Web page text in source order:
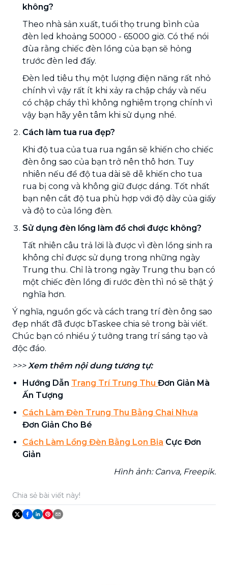
không?
Theo nhà sản xuất, tuổi thọ trung bình của
đèn led khoảng 50000 - 65000 giờ. Có thể nói
đùa rằng chiếc đèn lồng của bạn sẽ hỏng
trước đèn led đấy.
Đèn led tiêu thụ một lượng điện năng rất nhỏ
chính vì vậy rất ít khi xảy ra chập cháy và nếu
có chập cháy thì không nghiêm trọng chính vì
vậy bạn hãy yên tâm khi sử dụng nhé.
Cách làm tua rua đẹp?
Khi độ tua của tua rua ngắn sẽ khiến cho chiếc
đèn ông sao của bạn trở nên thô hơn. Tuy
nhiên nếu để độ tua dài sẽ dễ khiến cho tua
rua bị cong và không giữ được dáng. Tốt nhất
bạn nên cắt độ tua phù hợp với độ dày của giấy
và độ to của lồng đèn.
Sử dụng đèn lồng làm đồ chơi được không?
Tất nhiên câu trả lời là được vì đèn lồng sinh ra
không chỉ được sử dụng trong những ngày
Trung thu. Chỉ là trong ngày Trung thu bạn có
một chiếc đèn lồng đi rước đèn thì nó sẽ thật ý
nghĩa hơn.
Ý nghĩa, nguồn gốc và cách trang trí đèn ông sao
đẹp nhất đã được bTaskee chia sẻ trong bài viết.
Chúc bạn có nhiều ý tưởng trang trí sáng tạo và
độc đáo.
>>> Xem thêm nội dung tương tự:
Hướng Dẫn Trang Trí Trung Thu Đơn Giản Mà
Ấn Tượng
Cách Làm Đèn Trung Thu Bằng Chai Nhựa
Đơn Giản Cho Bé
Cách Làm Lồng Đèn Bằng Lon Bia Cực Đơn
Giản
Hình ảnh: Canva, Freepik.
Chia sẻ bài viết này!